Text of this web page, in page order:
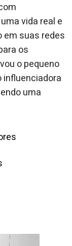
vida real e
em suas redes
os
o pequeno
influenciadora
uma